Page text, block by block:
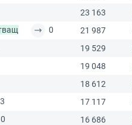
23 163
0 21 987
19 529
19 048
18 612
17 117
0 16 686